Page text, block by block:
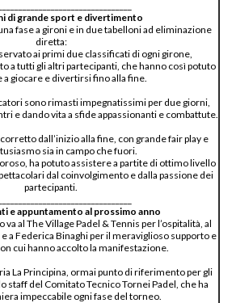
di grande sport e divertimento
fase a gironi e in due tabelloni ad eliminazione
diretta:
ai primi due classificati di ogni girone,
a tutti gli altri partecipanti, che hanno così potuto
a giocare e divertirsi fino alla fine.
sono rimasti impegnatissimi per due giorni,
e dando vita a sfide appassionanti e combattute.
dall’inizio alla fine, con grande fair play e
sia in campo che fuori.
ha potuto assistere a partite di ottimo livello
dal coinvolgimento e dalla passione dei
partecipanti.
e appuntamento al prossimo anno
al The Village Padel & Tennis per l’ospitalità, al
a Federica Binaghi per il meraviglioso supporto e
cui hanno accolto la manifestazione.
La Principina, ormai punto di riferimento per gli
staff del Comitato Tecnico Tornei Padel, che ha
impeccabile ogni fase del torneo.